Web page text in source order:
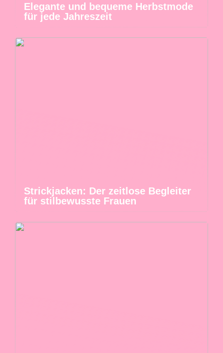
Elegante und bequeme Herbstmode
für jede Jahreszeit
Strickjacken: Der zeitlose Begleiter
für stilbewusste Frauen